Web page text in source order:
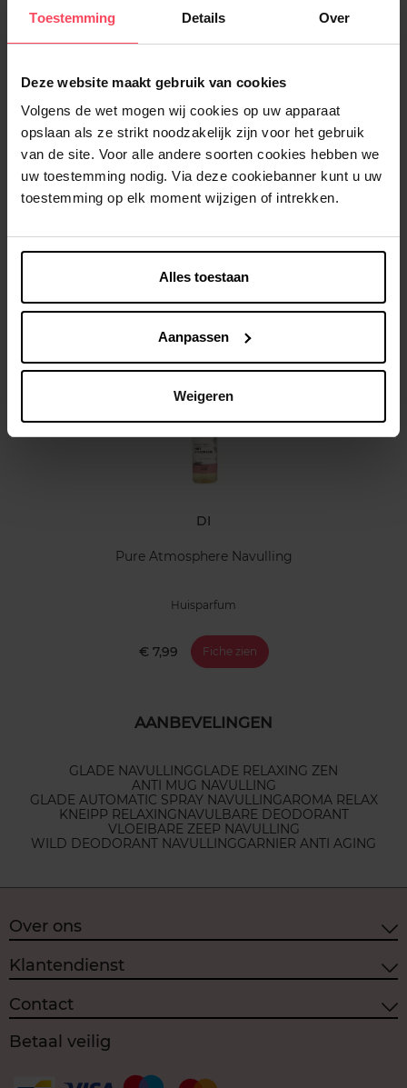
Toestemming Details Over
Deze website maakt gebruik van cookies
Volgens de wet mogen wij cookies op uw apparaat
opslaan als ze strikt noodzakelijk zijn voor het gebruik
van de site. Voor alle andere soorten cookies hebben we
uw toestemming nodig. Via deze cookiebanner kunt u uw
toestemming op elk moment wijzigen of intrekken.
Alles toestaan
Aanpassen
Weigeren
Gratis levering bij aankoop van min. 35€.
Verzending binnen 24u
Beschrijving
Klantereview
Nog iets vergeten ?
DI
Pure Atmosphere Navulling
Huisparfum
€ 7,99 Fiche zien
AANBEVELINGEN
GLADE NAVULLINGGLADE RELAXING ZEN
ANTI MUG NAVULLING
GLADE AUTOMATIC SPRAY NAVULLINGAROMA RELAX
KNEIPP RELAXINGNAVULBARE DEODORANT
VLOEIBARE ZEEP NAVULLING
WILD DEODORANT NAVULLINGGARNIER ANTI AGING
Over ons
Klantendienst
Contact
Betaal veilig